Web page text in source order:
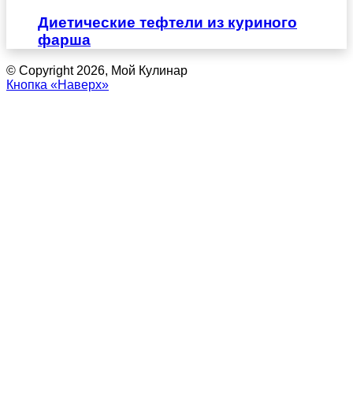
Диетические тефтели из куриного
фарша
© Copyright 2026, Мой Кулинар
Кнопка «Наверх»